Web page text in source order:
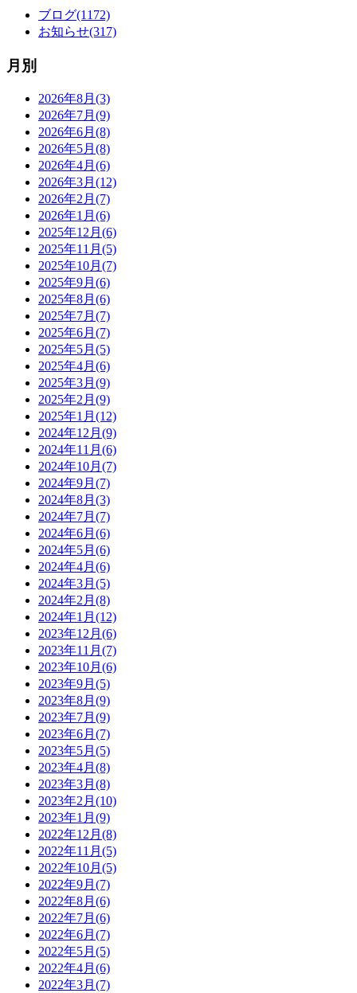
ブログ(1172)
お知らせ(317)
月別
2026年8月(3)
2026年7月(9)
2026年6月(8)
2026年5月(8)
2026年4月(6)
2026年3月(12)
2026年2月(7)
2026年1月(6)
2025年12月(6)
2025年11月(5)
2025年10月(7)
2025年9月(6)
2025年8月(6)
2025年7月(7)
2025年6月(7)
2025年5月(5)
2025年4月(6)
2025年3月(9)
2025年2月(9)
2025年1月(12)
2024年12月(9)
2024年11月(6)
2024年10月(7)
2024年9月(7)
2024年8月(3)
2024年7月(7)
2024年6月(6)
2024年5月(6)
2024年4月(6)
2024年3月(5)
2024年2月(8)
2024年1月(12)
2023年12月(6)
2023年11月(7)
2023年10月(6)
2023年9月(5)
2023年8月(9)
2023年7月(9)
2023年6月(7)
2023年5月(5)
2023年4月(8)
2023年3月(8)
2023年2月(10)
2023年1月(9)
2022年12月(8)
2022年11月(5)
2022年10月(5)
2022年9月(7)
2022年8月(6)
2022年7月(6)
2022年6月(7)
2022年5月(5)
2022年4月(6)
2022年3月(7)